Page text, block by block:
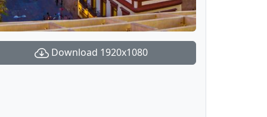
Download 1920x1080